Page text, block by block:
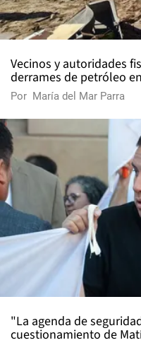
Vecinos y autoridades
derrames de petróleo
Por María del Mar Parra
"La agenda de
cuestionamiento de